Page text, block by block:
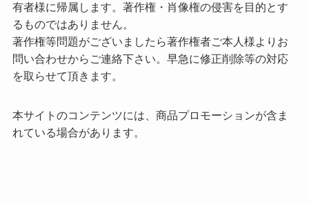
有者様に帰属します。著作権・肖像権の侵害を目的とす
るものではありません。
著作権等問題がございましたら著作権者ご本人様よりお
問い合わせからご連絡下さい。早急に修正削除等の対応
を取らせて頂きます。
本サイトのコンテンツには、商品プロモーションが含ま
れている場合があります。